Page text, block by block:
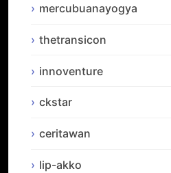
mercubuanayogya
thetransicon
innoventure
ckstar
ceritawan
lip-akko